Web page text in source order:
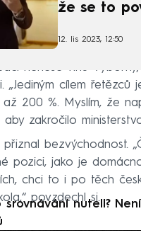
že se to
12. lis 2023, 12:50
nenese vinu
cílem řetězců
200 %. Myslím, že
zakročilo
bezvýchodnost.
pozici, jako je
chci to i po těch
povzdechl si.
srovnávání nutell?